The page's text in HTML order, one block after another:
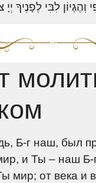
וְהֶגְיוֹן לִבִּי לְפָנֶיךָ יְיָ
Б-г наш, был
и Ты – наш Б-
мир; от века и